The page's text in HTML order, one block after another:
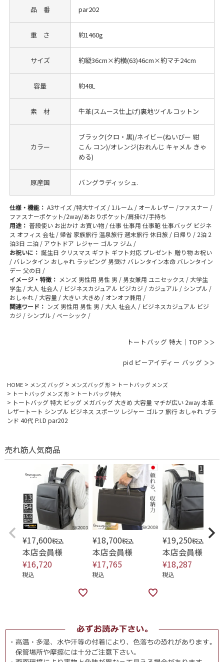
品 番 par202
重 さ 約1460g
サイズ 約縦36cm×約横(63)46cm×約マチ24cm
容量 約48L
素 材 牛革(スムース仕上げ)裏地ツイルコットン
カラー
ブラック(クロ・黒)/ネイビー(ねいびー 紺
こん コン)/オレンジ(おれんじ キャメル きゃ
める)
原産国 バングラディッシュ.
仕様・機能： A3サイズ /特大サイズ / 1ルーム / オールレザー /ファスナー /
ファスナーポケット/2way/あおりポケット/肩掛け/手持ち
用途： 普段使い お出かけ お買い物 / 仕事 仕事用 仕事鞄 仕事バッグ ビジネ
ス オフィス 会社 / 帰省 家族旅行 温泉旅行 週末旅行 休日旅 / 日帰り / 2泊 2
泊3日 二泊 / アウトドア レジャー ゴルフ ジム /
お祝いに： 誕生日 クリスマス ギフト ギフト対応 プレゼント 贈り物 お祝い
/ バレンタイン おしゃれ ラッピング 男受け バレンタイン本命 バレンタイン
デー 父の日 /
イメージ・特徴： メンズ 男性用 男性 男 / 男女兼用 ユニセックス / 大学生
学生 / 大人 社会人 / ビジネスカジュアル ビジカジ / カジュアル / シンプル /
おしゃれ / 大容量 / 大きい 大きめ / オンオフ兼用 /
関連ワード： ンズ 男性用 男性 男 / 大人 社会人 / ビジネスカジュアル ビジ
カジ / シンプル / ベーシック /
トートバッグ 特大｜TOP
pid ピーアイディー バッグ
HOME メンズ バッグ メンズバッグ 形
トートバッグ メンズ
トートバッグ メンズ 形
トートバッグ 特大
トートバッグ 特大 ビッグ メガバッグ 大きめ 大容量 マチが広い 2way 本革
レザートート シンプル ビジネス スポーツ レジャー ゴルフ 旅行 おしゃれ ブラ
ンド 40代 P.I.D par202
売れ筋人気商品
¥17,600税込
本店会員様
¥16,720
税込
¥18,700税込
本店会員様
¥17,765
税込
¥19,250税込
本店会員様
¥18,287
税込